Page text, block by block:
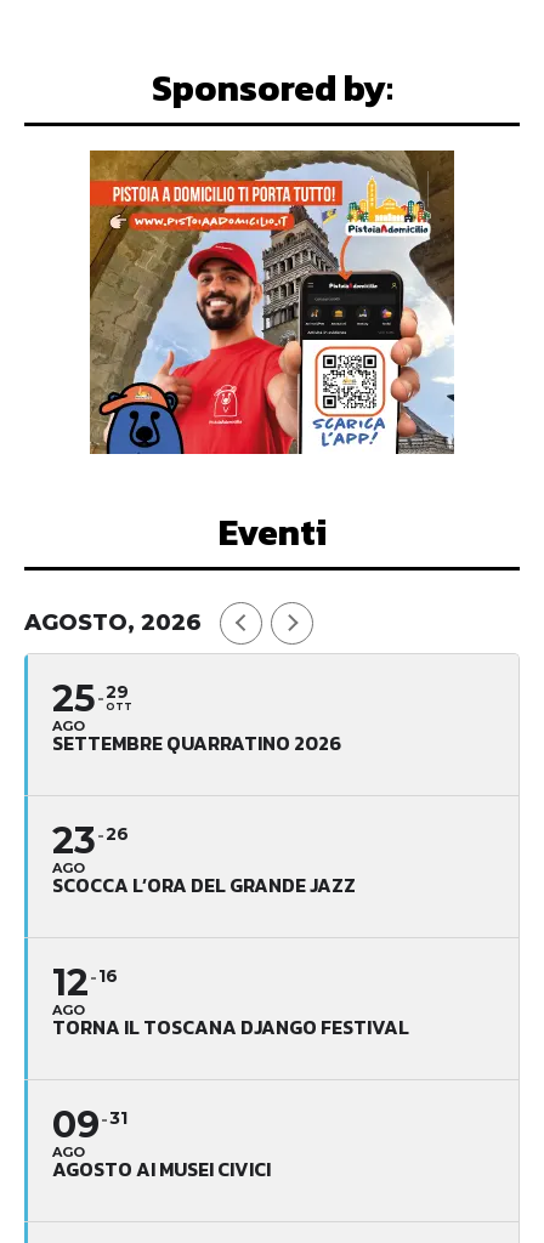
Sponsored by:
Eventi
AGOSTO, 2026
25
AGO
29
OTT
SETTEMBRE QUARRATINO 2026
23
AGO
26
SCOCCA L’ORA DEL GRANDE JAZZ
12
AGO
16
TORNA IL TOSCANA DJANGO FESTIVAL
09
AGO
31
AGOSTO AI MUSEI CIVICI